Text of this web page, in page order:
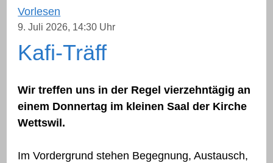
Vorlesen
Kafi-Träff
9. Juli 2026, 14:30 Uhr
Wir treffen uns in der Regel vierzehntägig an
einem Donnertag im kleinen Saal der Kirche
Wettswil.
Im Vordergrund stehen Begegnung, Austausch,